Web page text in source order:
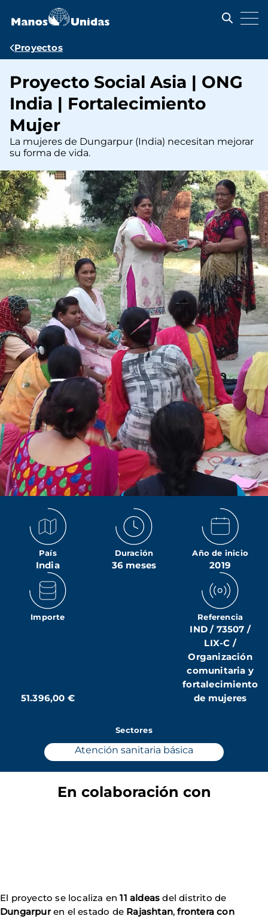
contenido
Ruta
navegación
Proyectos
Proyecto Social Asia | ONG
India | Fortalecimiento
Mujer
La mujeres de Dungarpur (India) necesitan mejorar
su forma de vida.
País
India
Duración
36 meses
Año de inicio
2019
Importe
51.396,00 €
Referencia
IND / 73507 /
LIX-C /
Organización
comunitaria y
fortalecimiento
de mujeres
Sectores
Atención sanitaria básica
En colaboración con
El proyecto se localiza en11 aldeas del distrito de
Dungarpuren el estado de Rajashtan, frontera con